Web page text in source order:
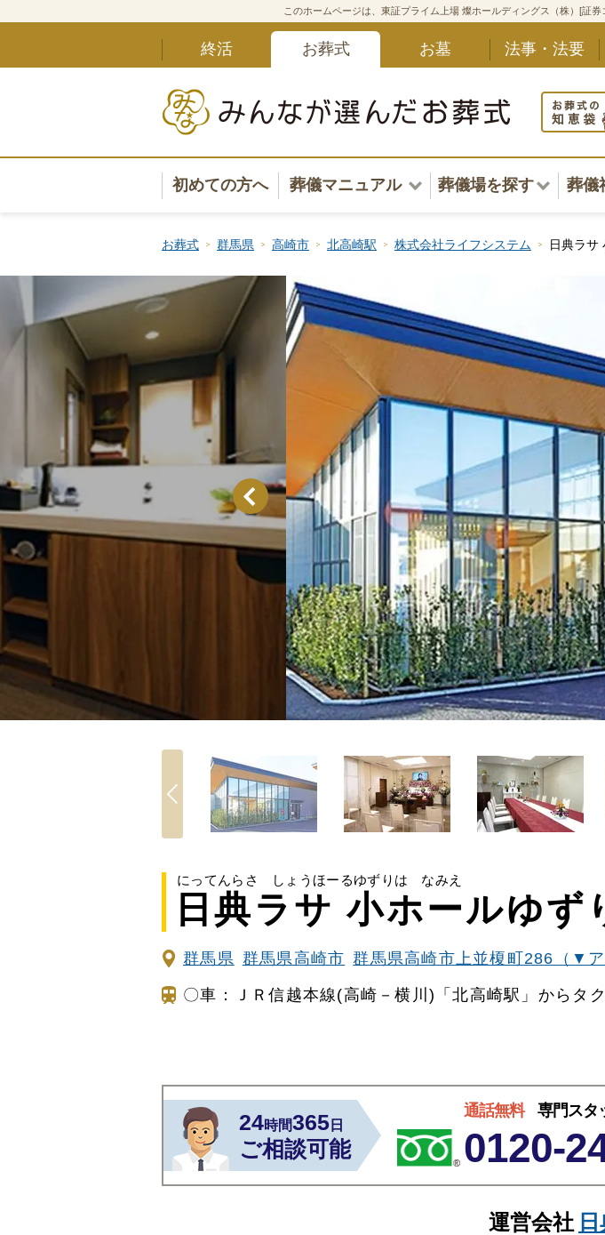
このホームページは、東証プライム上場 燦ホールディングス（株）[証
終活 お葬式 お墓 法事・法要
初めての方へ 葬儀マニュアル
葬儀マニュアル一覧
葬儀安心サポート
葬儀の準備〜葬儀後まで
葬儀の選び方
家族葬とは
葬儀費用の平均相場
葬儀場を探す
北海道
関東
中部・東海
関西
中国・四国
九州・沖縄
葬儀
北海
中
中
九州
お葬式 群馬県 高崎市 北高崎駅 株式会社ライフシステム 日典ラサ
にってんらさ しょうほーるゆずりは なみえ
日典ラサ 小ホールゆず
群馬県 群馬県高崎市 群馬県高崎市上並榎町286（▼ア
〇車：ＪＲ信越本線(高崎－横川)「北高崎駅」からタ
24時間365日
ご相談可能
通話無料 専門スタ
0120-
運営会社